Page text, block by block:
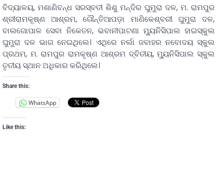
ବିଦ୍ୟାଳୟ, ମଶାଣିବନ୍ଧ ସରସ୍ବତୀ ଶିଶୁ ମନ୍ଦିର ଘୁମୁରା ଦଳ, ମ. ରାମପୁର
ଶ୍ରୀରାମକୃଷ୍ଣ ଆଶ୍ରମ, ଗୌନ୍ତିଆପଡ଼ା ମାଣିକେଶ୍ବରୀ ଘୁମୁରା ଦଳ,
ବାଲଗୋପାଳ ସେବା ନିକେତନ, ଭବାନୀପାଟଣା ମ୍ୟୁନିସିପାଲ ହାଇସ୍କୁଲ
ଘୁମୁରା ଦଳ ଭାଗ ନେଇଥିଲେ। ଏଥିରେ ନର୍ଲା ଜବାହର ନବୋଦୟ ସ୍କୁଲ
ପ୍ରଥମ, ମ. ରାମପୁର ରାମକୃଷ୍ଣ ଆଶ୍ରମ ଦ୍ବିତୀୟ, ମ୍ୟୁନିସିପାଲ ସ୍କୁଲ
ତୃତୀୟ ସ୍ଥାନ ଅଧିକାର କରିଥିଲେ।
Share this:
WhatsApp
Like this: